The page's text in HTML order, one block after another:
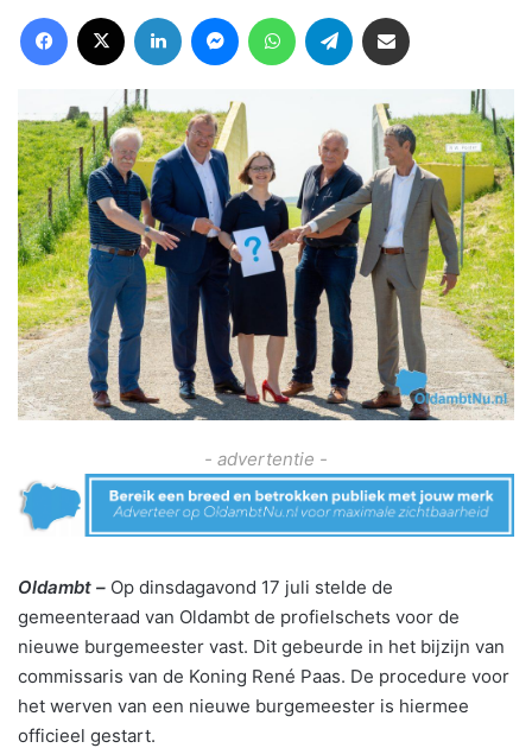
- advertentie -
Oldambt – Op dinsdagavond 17 juli stelde de
gemeenteraad van Oldambt de profielschets voor de
nieuwe burgemeester vast. Dit gebeurde in het bijzijn van
commissaris van de Koning René Paas. De procedure voor
het werven van een nieuwe burgemeester is hiermee
officieel gestart.